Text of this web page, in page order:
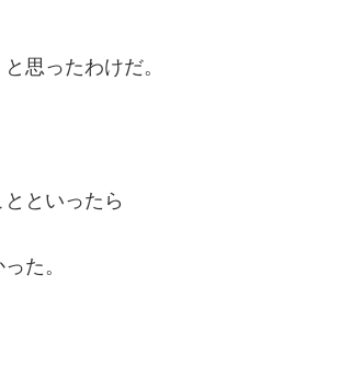
思ったわけだ。
といったら
た。